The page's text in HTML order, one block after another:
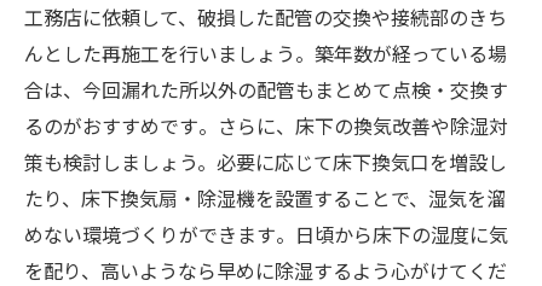
工務店に依頼して、破損した配管の交換や接続部のきち
んとした再施工を行いましょう​。築年数が経っている場
合は、今回漏れた所以外の配管もまとめて点検・交換す
るのがおすすめです​。さらに、床下の換気改善や除湿対
策も検討しましょう。必要に応じて床下換気口を増設し
たり、床下換気扇・除湿機を設置することで、湿気を溜
めない環境づくりができます​。日頃から床下の湿度に気
を配り、高いようなら早めに除湿するよう心がけてくだ